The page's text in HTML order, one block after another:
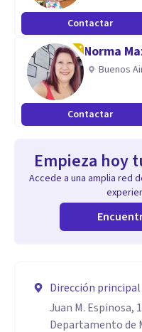
Contactar
Norma
Buenos
Contactar
Empieza hoy
Accede a una amplia red
Dirección principal
Juan M. Espinosa,
Departamento de